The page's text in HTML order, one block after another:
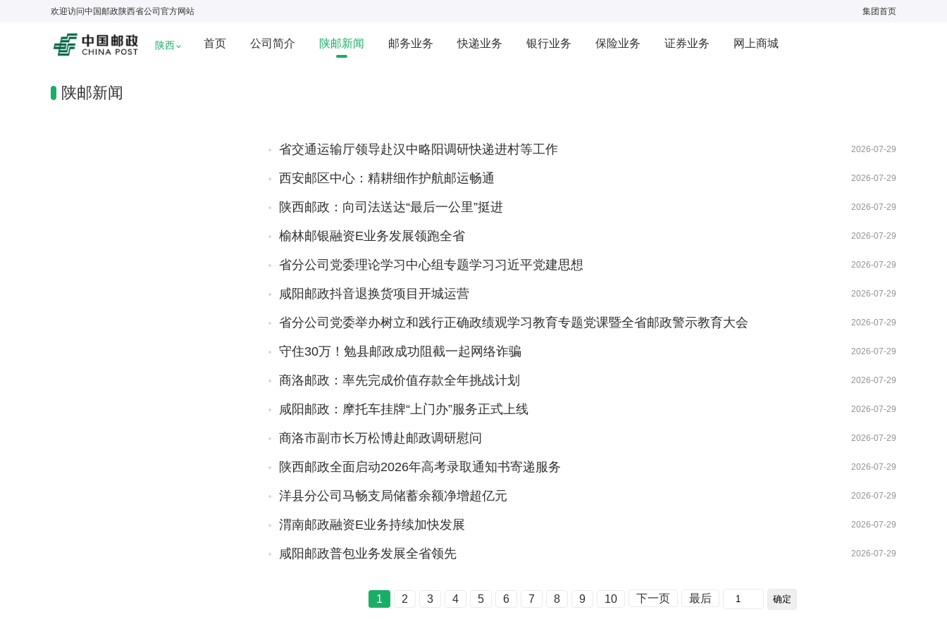
欢迎访问中国邮政陕西省公司 官方网站 集团首页
陕西 首页 公司简介 陕邮新闻 邮务业务 快递业务 银行业务 保险业务 证券业务 网上商城
陕邮新闻
省交通运输厅领导赴汉中略阳调研快递进村等工作 2026-07-29
西安邮区中心：精耕细作护航邮运畅通 2026-07-29
陕西邮政：向司法送达“最后一公里”挺进 2026-07-29
榆林邮银融资E业务发展领跑全省 2026-07-29
省分公司党委理论学习中心组专题学习习近平党建思想 2026-07-29
咸阳邮政抖音退换货项目开城运营 2026-07-29
省分公司党委举办树立和践行正确政绩观学习教育专题党课暨全省邮政警示教育大会 2026-07-29
守住30万！勉县邮政成功阻截一起网络诈骗 2026-07-29
商洛邮政：率先完成价值存款全年挑战计划 2026-07-29
咸阳邮政：摩托车挂牌“上门办”服务正式上线 2026-07-29
商洛市副市长万松博赴邮政调研慰问 2026-07-29
陕西邮政全面启动2026年高考录取通知书寄递服务 2026-07-29
洋县分公司马畅支局储蓄余额净增超亿元 2026-07-29
渭南邮政融资E业务持续加快发展 2026-07-29
咸阳邮政普包业务发展全省领先 2026-07-29
1 2 3 4 5 6 7 8 9 10 下一页 最后